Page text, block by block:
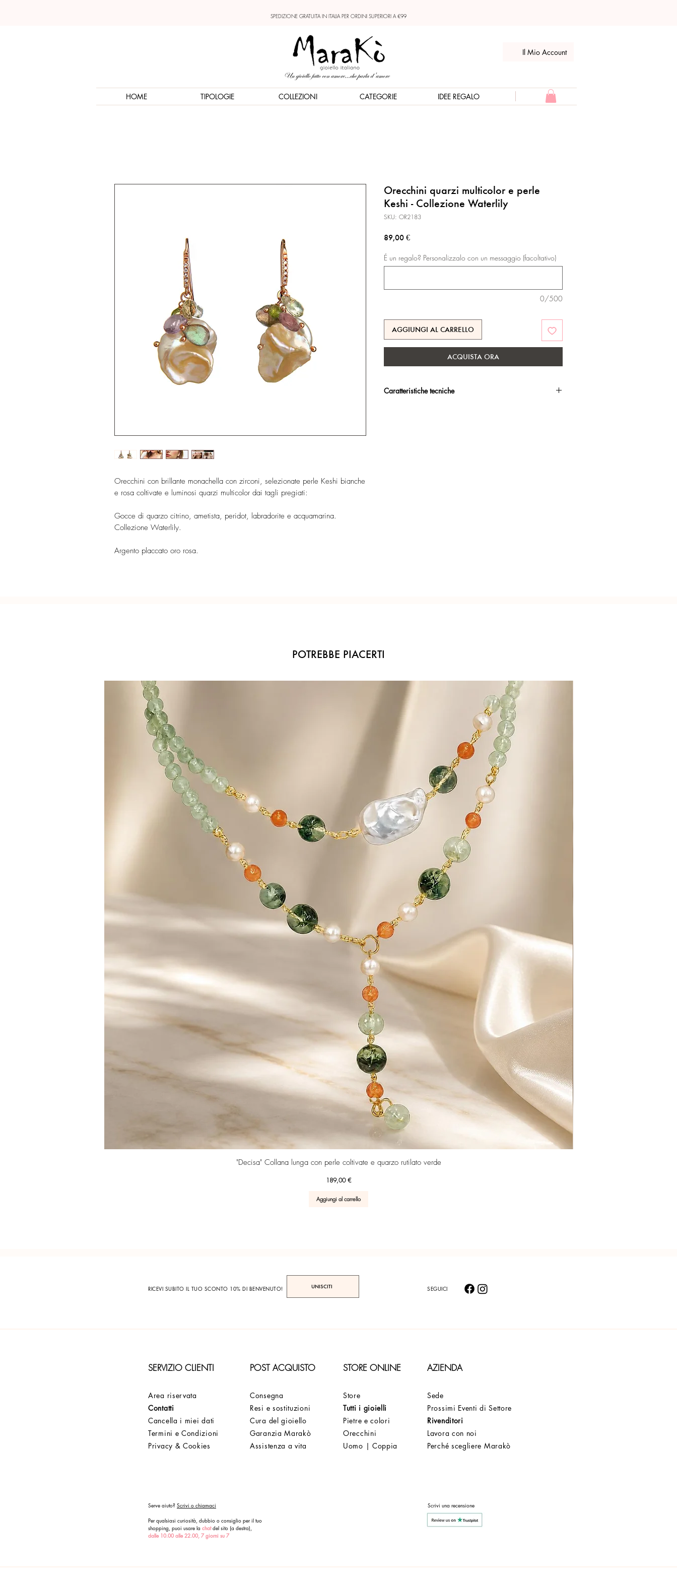
SPEDIZIONE GRATUITA IN ITALIA PER ORDINI SUPERIORI A €99
Il Mio Account
HOME TIPOLOGIE COLLEZIONI CATEGORIE IDEE REGALO
Orecchini con brillante monachella con zirconi, selezionate perle Keshi bianche
e rosa coltivate e luminosi quarzi multicolor dai tagli pregiati:
Gocce di quarzo citrino, ametista, peridot, labradorite e acquamarina.
Collezione Waterlily.
Argento placcato oro rosa.
Orecchini quarzi multicolor e perle
Keshi - Collezione Waterlily
SKU: OR2183
89,00 €Prezzo
É un regalo? Personalizzalo con un messaggio (facoltativo)
0/500
AGGIUNGI AL CARRELLO
ACQUISTA ORA
Caratteristiche tecniche
POTREBBE PIACERTI
Vista rapida
"Decisa" Collana lunga con perle coltivate e quarzo rutilato verde
Prezzo
189,00 €
Aggiungi al carrello
RICEVI SUBITO IL TUO SCONTO 10% DI BENVENUTO! UNISCITI SEGUICI
SERVIZIO CLIENTI POST ACQUISTO STORE ONLINE AZIENDA
Area riservata
Contatti
Cancella i miei dati
Termini e Condizioni
Privacy & Cookies
Consegna
Resi e sostituzioni
Cura del gioiello
Garanzia Marakò
Assistenza a vita
Store
Tutti i gioielli
Pietre e colori
Orecchini
Uomo | Coppia
Sede
Prossimi Eventi di Settore
Rivenditori
Lavora con noi
Perché scegliere Marakò
Serve aiuto? Scrivi o chiamaci
Per qualsiasi curiosità, dubbio o consiglio per il tuo
shopping, puoi usare la chatdel sito (a destra),
dalle 10.00 alle 22.00, 7 giorni su 7
Scrivi una recensione